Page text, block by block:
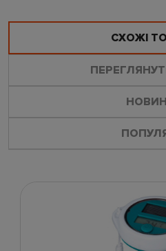
СХОЖІ